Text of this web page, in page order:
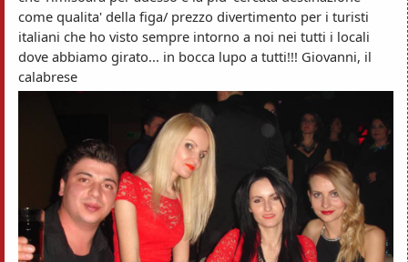
come qualita' della figa/ prezzo divertimento per i turisti
italiani che ho visto sempre intorno a noi nei tutti i locali
dove abbiamo girato... in bocca lupo a tutti!!! Giovanni, il
calabrese